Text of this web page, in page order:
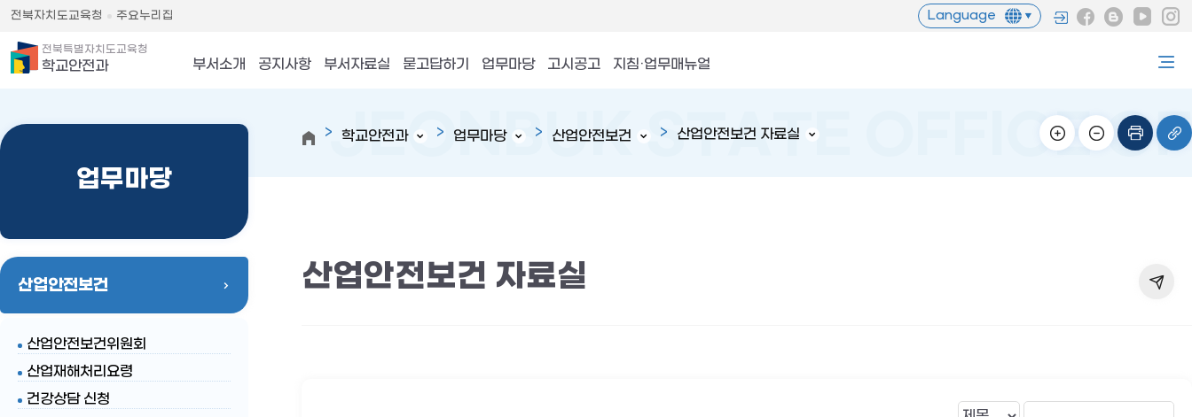
전북자치도교육청 주요누리집 Language
전북특별자치도교육청
학교안전과 부서소개 공지사항 부서자료실 묻고답하기 업무마당 고시공고 지침·업무매뉴얼
업무마당
산업안전보건
산업안전보건위원회
산업재해처리요령
건강상담 신청
학교안전과 업무마당 산업안전보건 산업안전보건 자료실
산업안전보건 자료실